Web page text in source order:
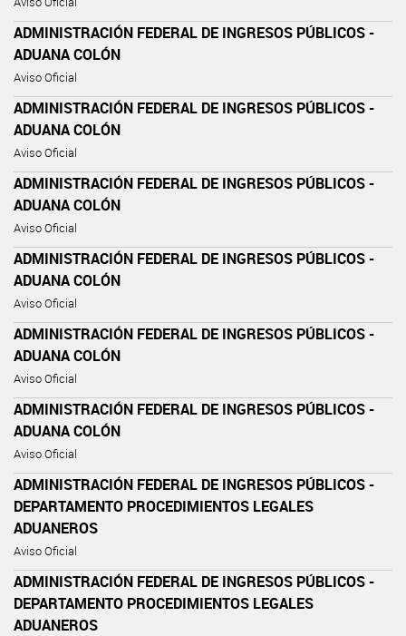
ADMINISTRACIÓN FEDERAL DE INGRESOS PÚBLICOS -
ADUANA COLÓN
Aviso Oficial
ADMINISTRACIÓN FEDERAL DE INGRESOS PÚBLICOS -
ADUANA COLÓN
Aviso Oficial
ADMINISTRACIÓN FEDERAL DE INGRESOS PÚBLICOS -
ADUANA COLÓN
Aviso Oficial
ADMINISTRACIÓN FEDERAL DE INGRESOS PÚBLICOS -
ADUANA COLÓN
Aviso Oficial
ADMINISTRACIÓN FEDERAL DE INGRESOS PÚBLICOS -
ADUANA COLÓN
Aviso Oficial
ADMINISTRACIÓN FEDERAL DE INGRESOS PÚBLICOS -
ADUANA COLÓN
Aviso Oficial
ADMINISTRACIÓN FEDERAL DE INGRESOS PÚBLICOS -
DEPARTAMENTO PROCEDIMIENTOS LEGALES
ADUANEROS
Aviso Oficial
ADMINISTRACIÓN FEDERAL DE INGRESOS PÚBLICOS -
DEPARTAMENTO PROCEDIMIENTOS LEGALES
ADUANEROS